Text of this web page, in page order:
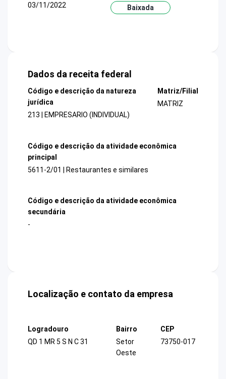
03/11/2022
Baixada
Dados da receita federal
Código e descrição da natureza
jurídica
213 | EMPRESARIO (INDIVIDUAL)
Matriz/Filial
MATRIZ
Código e descrição da atividade econômica
principal
5611-2/01 | Restaurantes e similares
Código e descrição da atividade econômica
secundária
-
Localização e contato da empresa
Logradouro
QD 1 MR 5 S N C 31
Bairro
Setor
Oeste
CEP
73750-017